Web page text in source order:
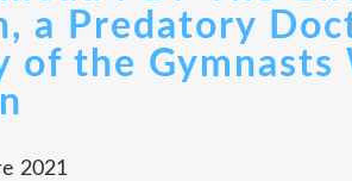
a Predatory
of the
2021